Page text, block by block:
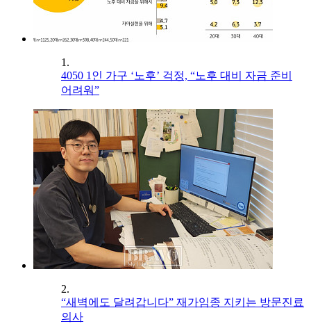
1.
4050 1인 가구 ‘노후’ 걱정, “노후 대비 자금 준비
어려워”
2.
“새벽에도 달려갑니다” 재가임종 지키는 방문진료
의사